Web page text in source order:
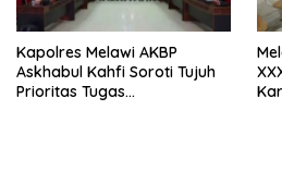
Kapolres Melawi AKBP
Askhabul Kahfi Soroti Tujuh
Prioritas Tugas